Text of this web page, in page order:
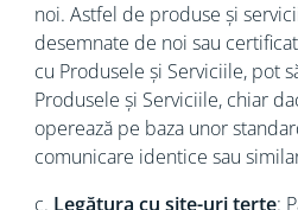
noi. Astfel de produse și
desemnate de noi sau
cu Produsele și Serviciile, pot
Produsele și Serviciile, chiar
operează pe baza unor
comunicare identice sau
c. Legătura cu site-uri terțe: